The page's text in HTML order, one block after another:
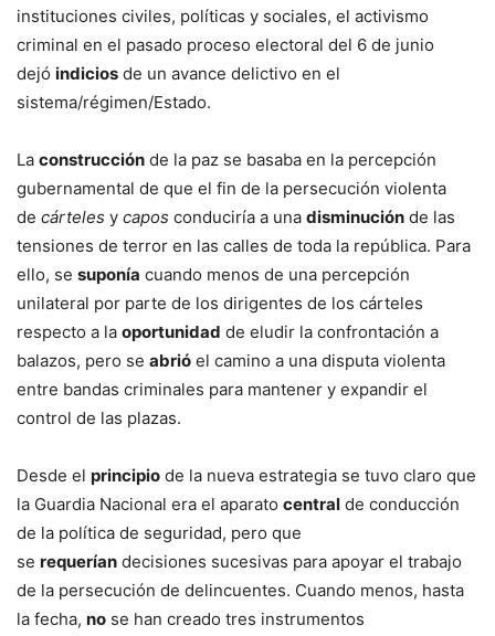
instituciones civiles, políticas y sociales, el activismo
criminal en el pasado proceso electoral del 6 de junio
dejó indicios de un avance delictivo en el
sistema/régimen/Estado.
La construcción de la paz se basaba en la percepción
gubernamental de que el fin de la persecución violenta
de cárteles y capos conduciría a una disminución de las
tensiones de terror en las calles de toda la república. Para
ello, se suponía cuando menos de una percepción
unilateral por parte de los dirigentes de los cárteles
respecto a la oportunidad de eludir la confrontación a
balazos, pero se abrió el camino a una disputa violenta
entre bandas criminales para mantener y expandir el
control de las plazas.
Desde el principio de la nueva estrategia se tuvo claro que
la Guardia Nacional era el aparato central de conducción
de la política de seguridad, pero que
se requerían decisiones sucesivas para apoyar el trabajo
de la persecución de delincuentes. Cuando menos, hasta
la fecha, no se han creado tres instrumentos